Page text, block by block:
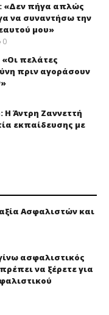
«Δεν πήγα απλώς
να συναντήσω την
μου»
0
πελάτες
πριν αγοράσουν
Η Άντρη Ζαννεττή
εκπαίδευσης με
Ασφαλιστών και
ασφαλιστικός
να ξέρετε για